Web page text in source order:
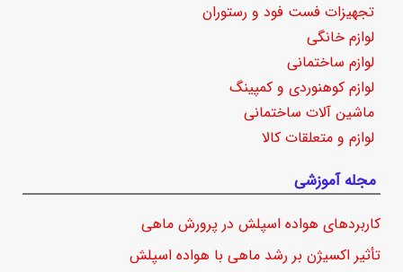
تجهیزات فست فود و رستوران
لوازم خانگی
لوازم ساختمانی
لوازم کوهنوردی و کمپینگ
ماشین آلات ساختمانی
لوازم و متعلقات کالا
مجله آموزشی
کاربردهای هواده اسپلش در پرورش ماهی
تأثیر اکسیژن بر رشد ماهی با هواده اسپلش